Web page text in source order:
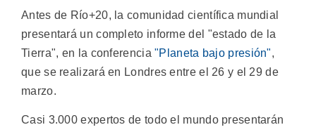
Antes de Río+20, la comunidad científica mundial
presentará un completo informe del "estado de la
Tierra", en la conferencia"Planeta bajo presión",
que se realizará en Londres entre el 26 y el 29 de
marzo.
Casi 3.000 expertos de todo el mundo presentarán